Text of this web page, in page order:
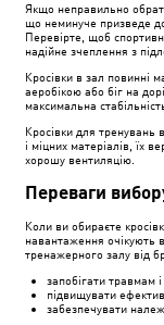
Якщо неправильно
що неминуче призведе
Перевірте, щоб
надійне зчеплення з
Кросівки в зал повинні
аеробікою або біг на
максимальна
Кросівки для тренувань
і міцних матеріалів, їх
хорошу вентиляцію.
Переваги
Коли ви обираєте
навантаження очікують
тренажерного залу від
запобігати травмам
підвищувати
забезпечувати